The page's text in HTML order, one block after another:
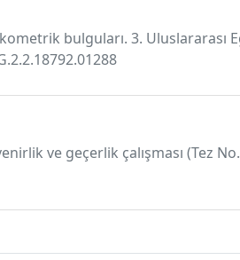
bulguları. 3.
ve geçerlik çalışması (Tez